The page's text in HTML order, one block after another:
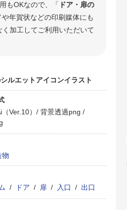
もOKなので、「 ドア・扉の
年賀状などの印刷媒体にも
加工してご利用いただいて
シルエットアイコンイラスト
Ver.10）/ 背景透過png /
物
/ ドア / 扉 / 入口 / 出口